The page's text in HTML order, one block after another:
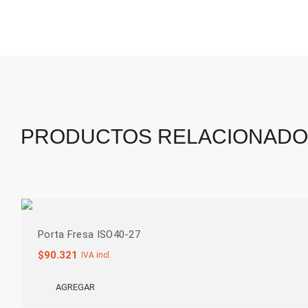
PRODUCTOS
Porta Fresa ISO40-27
$90.321 IVA incl.
AGREGAR